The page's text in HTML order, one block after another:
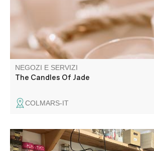
NEGOZI E SERVIZI
The Candles Of Jade
COLMARS-IT
Candele in cera d'api pura e locale,